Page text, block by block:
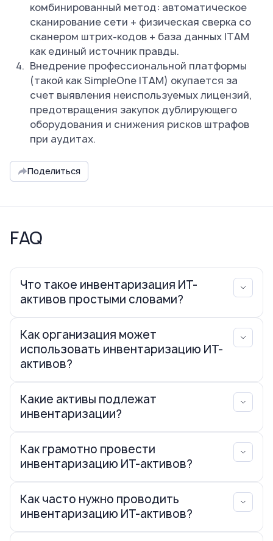
комбинированный метод: автоматическое
сканирование сети + физическая сверка со
сканером штрих-кодов + база данных ITAM
как единый источник правды.
Внедрение профессиональной платформы
(такой как SimpleOne ITAM) окупается за
счет выявления неиспользуемых лицензий,
предотвращения закупок дублирующего
оборудования и снижения рисков штрафов
при аудитах.
Поделиться
FAQ
Что такое инвентаризация ИТ-
активов простыми словами?
Как организация может
использовать инвентаризацию ИТ-
активов?
Какие активы подлежат
инвентаризации?
Как грамотно провести
инвентаризацию ИТ-активов?
Как часто нужно проводить
инвентаризацию ИТ-активов?